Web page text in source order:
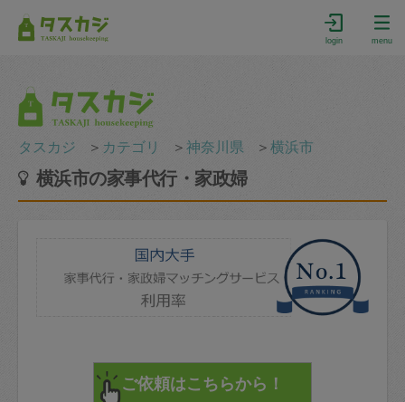
login menu
タスカジ ＞ カテゴリ ＞神奈川県 ＞横浜市
横浜市の家事代行・家政婦